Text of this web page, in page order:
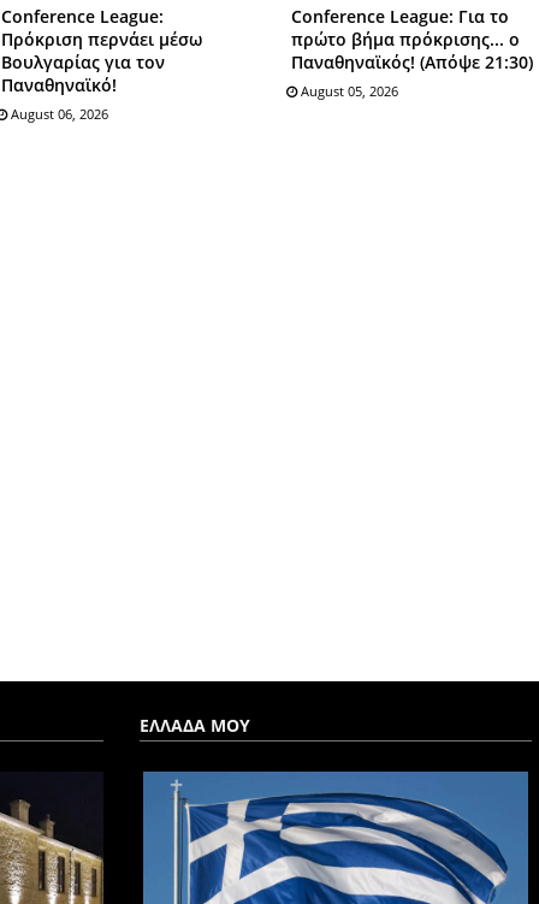
Conference League:
Πρόκριση περνάει μέσω
Βουλγαρίας για τον
Παναθηναϊκό!
August 06, 2026
Conference League: Για το
πρώτο βήμα πρόκρισης... ο
Παναθηναϊκός! (Απόψε 21:30)
August 05, 2026
ΕΛΛΑΔΑ ΜΟΥ